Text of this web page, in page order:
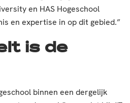
en HAS Hogeschool
en expertise in op dit gebied.”
is de
binnen een dergelijk